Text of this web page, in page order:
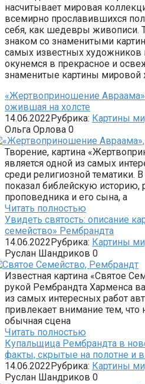
насчитывает мировая
всемирно прославившихся
себя, как шедевры живописи.
знаком со знаменитыми
самых известных художников
окунемся в прекрасное и
знаменитые картины мировой
«Жертвоприношение Авраама»
ожившая на холсте
14.06.2022Рубрика: Картины
Ольга Орлова 0
Творение, картина
является одной из самых
среди религиозной тематики. В
показал библейскую
проповедника и его сына, а
Читать полностью
Увидеть святость: описание
семейство» Рембрандта
14.06.2022Рубрика: Картины
Руслан Шандриков 0
Известная картина «Святое
рукой Рембрандта Харменса
из самых интересных работ
привлекает внимание тем, что
обычная сцена
Читать полностью
Купальщица Рембрандта в
факты, скрытые на полотне и
14.06.2022Рубрика: Картины
Руслан Шандриков 0